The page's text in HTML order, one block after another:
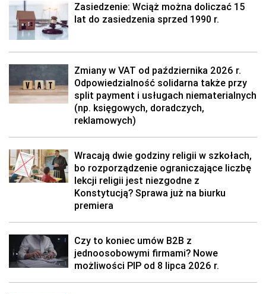
Zasiedzenie: Wciąż można doliczać 15
lat do zasiedzenia sprzed 1990 r.
Zmiany w VAT od października 2026 r.
Odpowiedzialność solidarna także przy
split payment i usługach niematerialnych
(np. księgowych, doradczych,
reklamowych)
Wracają dwie godziny religii w szkołach,
bo rozporządzenie ograniczające liczbę
lekcji religii jest niezgodne z
Konstytucją? Sprawa już na biurku
premiera
Czy to koniec umów B2B z
jednoosobowymi firmami? Nowe
możliwości PIP od 8 lipca 2026 r.